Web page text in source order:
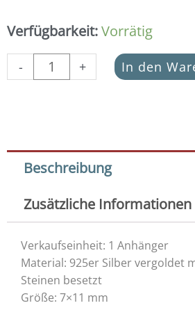
Verfügbarkeit:Vorrätig
-
Anhänger
Auge
925
Zirkonia
Menge
+ In den
Beschreibung
Zusätzliche Informationen
Verkaufseinheit: 1 Anhänger
Material: 925er Silber vergoldet
Steinen besetzt
Größe: 7×11 mm